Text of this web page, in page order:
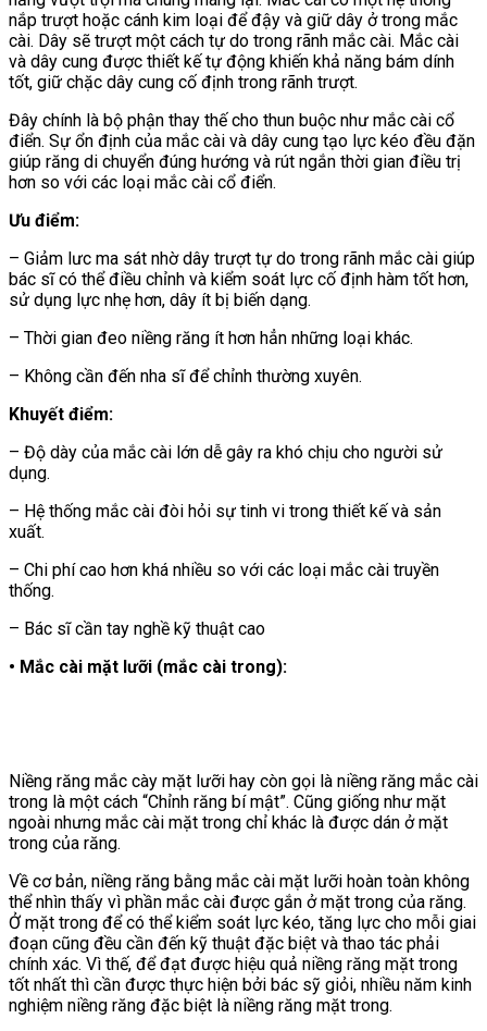
nắp trượt hoặc cánh kim loại để đậy và giữ dây ở trong mắc
cài. Dây sẽ trượt một cách tự do trong rãnh mắc cài. Mắc cài
và dây cung được thiết kế tự động khiến khả năng bám dính
tốt, giữ chặc dây cung cố định trong rãnh trượt.
Đây chính là bộ phận thay thế cho thun buộc như mắc cài cổ
điển. Sự ổn định của mắc cài và dây cung tạo lực kéo đều đặn
giúp răng di chuyển đúng hướng và rút ngắn thời gian điều trị
hơn so với các loại mắc cài cổ điển.
Ưu điểm:
– Giảm lưc ma sát nhờ dây trượt tự do trong rãnh mắc cài giúp
bác sĩ có thể điều chỉnh và kiểm soát lực cố định hàm tốt hơn,
sử dụng lực nhẹ hơn, dây ít bị biến dạng.
– Thời gian đeo niềng răng ít hơn hẳn những loại khác.
– Không cần đến nha sĩ để chỉnh thường xuyên.
Khuyết điểm:
– Độ dày của mắc cài lớn dễ gây ra khó chịu cho người sử
dụng.
– Hệ thống mắc cài đòi hỏi sự tinh vi trong thiết kế và sản
xuất.
– Chi phí cao hơn khá nhiều so với các loại mắc cài truyền
thống.
– Bác sĩ cần tay nghề kỹ thuật cao
• Mắc cài mặt lưỡi (mắc cài trong):
Niềng răng mắc cày mặt lưỡi hay còn gọi là niềng răng mắc cài
trong là một cách “Chỉnh răng bí mật”. Cũng giống như mặt
ngoài nhưng mắc cài mặt trong chỉ khác là được dán ở mặt
trong của răng.
Về cơ bản, niềng răng bằng mắc cài mặt lưỡi hoàn toàn không
thể nhìn thấy vì phần mắc cài được gắn ở mặt trong của răng.
Ở mặt trong để có thể kiểm soát lực kéo, tăng lực cho mỗi giai
đoạn cũng đều cần đến kỹ thuật đặc biệt và thao tác phải
chính xác. Vì thế, để đạt được hiệu quả niềng răng mặt trong
tốt nhất thì cần được thực hiện bởi bác sỹ giỏi, nhiều năm kinh
nghiệm niềng răng đặc biệt là niềng răng mặt trong.